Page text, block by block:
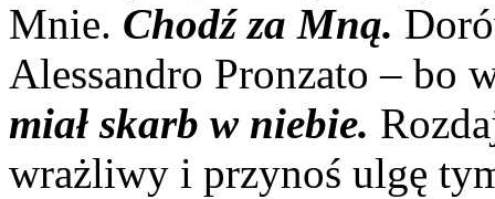
Mnie. Chodź za Mną.
Alessandro Pronzato – bo
miał skarb w niebie.
wrażliwy i przynoś ulgę